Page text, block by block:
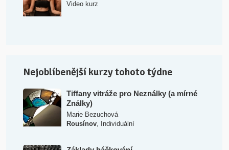
Video kurz
Nejoblíbenější kurzy tohoto týdne
Tiffany vitráže pro Neználky (a mírné
Ználky)
Marie Bezuchová
Rousínov, Individuální